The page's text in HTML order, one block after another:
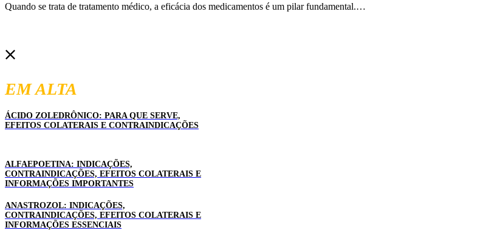
Quando se trata de tratamento médico, a eficácia dos medicamentos é um pilar fundamental.…
EM ALTA
ÁCIDO ZOLEDRÔNICO: PARA QUE SERVE,
EFEITOS COLATERAIS E CONTRAINDICAÇÕES
ALFAEPOETINA: INDICAÇÕES,
CONTRAINDICAÇÕES, EFEITOS COLATERAIS E
INFORMAÇÕES IMPORTANTES
ANASTROZOL: INDICAÇÕES,
CONTRAINDICAÇÕES, EFEITOS COLATERAIS E
INFORMAÇÕES ESSENCIAIS